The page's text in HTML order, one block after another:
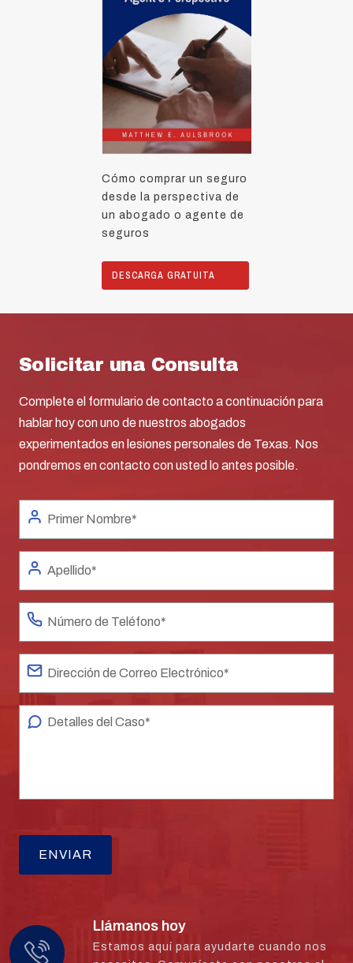
Cómo comprar un seguro
desde la perspectiva de
un abogado o agente de
seguros
DESCARGA GRATUITA
Solicitar una Consulta
Complete el formulario de contacto a continuación para
hablar hoy con uno de nuestros abogados
experimentados en lesiones personales de Texas. Nos
pondremos en contacto con usted lo antes posible.
Llámanos hoy
Estamos aquí para ayudarte cuando nos